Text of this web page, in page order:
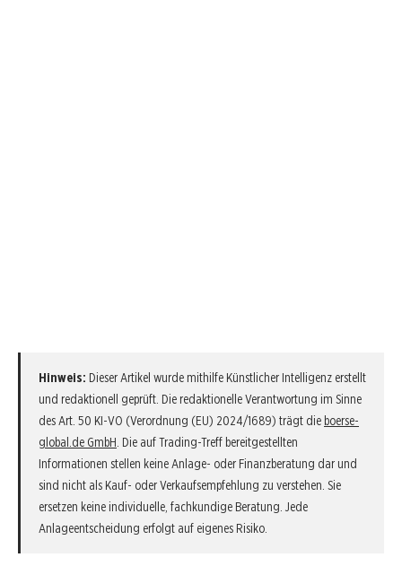
Hinweis: Dieser Artikel wurde mithilfe Künstlicher Intelligenz erstellt
und redaktionell geprüft. Die redaktionelle Verantwortung im Sinne
des Art. 50 KI-VO (Verordnung (EU) 2024/1689) trägt die boerse-
global.de GmbH . Die auf Trading-Treff bereitgestellten
Informationen stellen keine Anlage- oder Finanzberatung dar und
sind nicht als Kauf- oder Verkaufsempfehlung zu verstehen. Sie
ersetzen keine individuelle, fachkundige Beratung. Jede
Anlageentscheidung erfolgt auf eigenes Risiko.